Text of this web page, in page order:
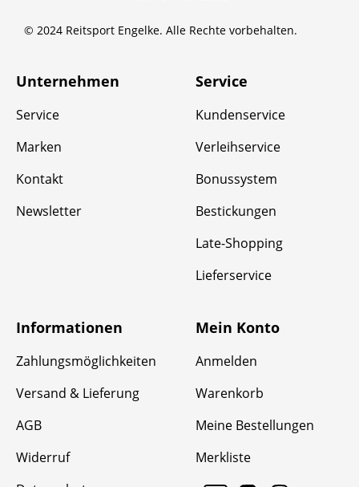
© 2024 Reitsport Engelke. Alle Rechte vorbehalten.
Unternehmen
Service
Marken
Kontakt
Newsletter
Service
Kundenservice
Verleihservice
Bonussystem
Bestickungen
Late-Shopping
Lieferservice
Informationen
Zahlungsmöglichkeiten
Versand & Lieferung
AGB
Widerruf
Mein Konto
Anmelden
Warenkorb
Meine Bestellungen
Merkliste